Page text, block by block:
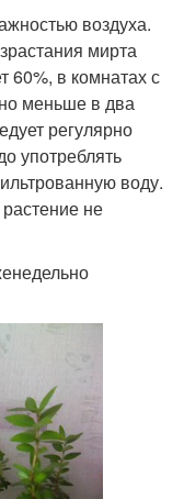
воздуха.
мирта
60%, в комнатах с
меньше в два
регулярно
употреблять
воду.
не